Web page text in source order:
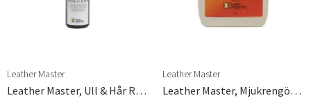
Leather Master
Leather Master, Ull & Hår Rengöring 400 Ml
Leather Master
Leather Master, Mjukrengöring 250 Ml